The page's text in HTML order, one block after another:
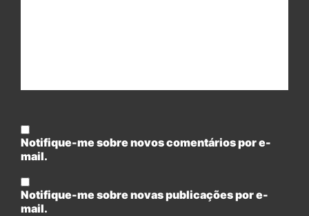
Notifique-me sobre novos comentários por e-
mail.
Notifique-me sobre novas publicações por e-
mail.